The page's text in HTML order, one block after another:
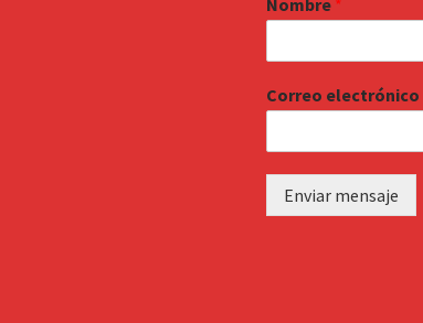
Correo electrónico
Enviar mensaje